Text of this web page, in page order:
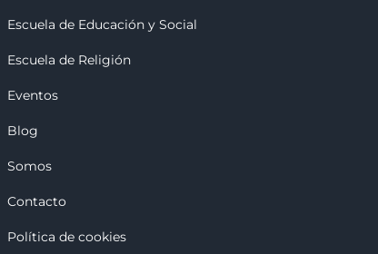
Escuela de Educación y Social
Escuela de Religión
Eventos
Blog
Somos
Contacto
Política de cookies